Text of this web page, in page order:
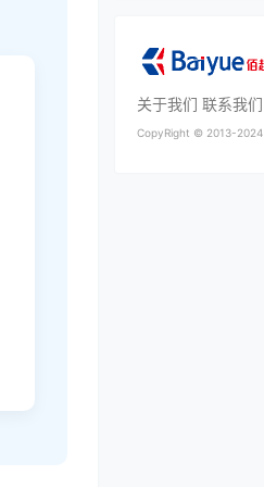
关于我们 联系我们
CopyRight © 2013-2024